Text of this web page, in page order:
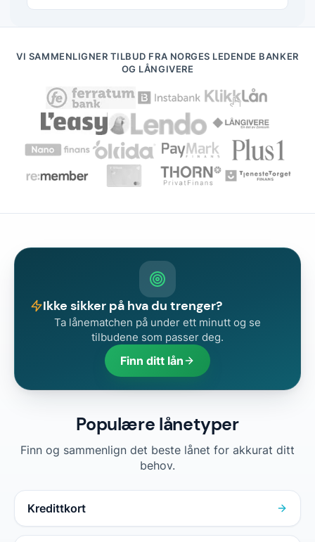
VI SAMMENLIGNER TILBUD FRA NORGES LEDENDE BANKER
OG LÅNGIVERE
Ikke sikker på hva du trenger?
Ta lånematchen på under ett minutt og se
tilbudene som passer deg.
Finn ditt lån
Populære lånetyper
Finn og sammenlign det beste lånet for akkurat ditt
behov.
Kredittkort